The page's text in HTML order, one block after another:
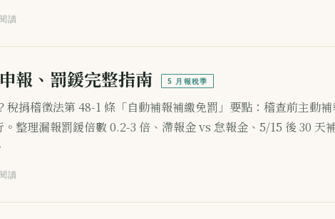
讀
報、罰鍰完整指南 5 月報稅季
稅捐稽徵法第 48-1 條「自動補報補繳免罰」要點：稽查前主動補
整理漏報罰鍰倍數 0.2-3 倍、滯報金 vs 怠報金、5/15 後 30 天
讀